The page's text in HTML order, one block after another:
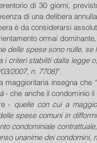
di 30 giorni,
di una delibera
è da considerarsi
ormai
delle spese sono nulle, se
i criteri stabiliti dalla legge
2007, n. 7708)”.
maggioritaria insegna che
- che anche il condominio
- quelle con cui a
spese comuni in
condominiale
unanime dei condomini,